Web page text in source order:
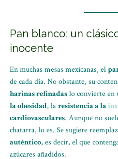
Pan blanco: un
inocente
En muchas mesas mexicanas, el
de cada día. No obstante, su
harinas refinadaslo convierte en
la obesidad, laresistencia a la
cardiovasculares. Aunque no
chatarra, lo es. Se sugiere
auténtico, es decir, el que
azúcares añadidos.